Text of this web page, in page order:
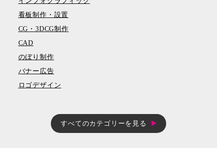
看板制作・設置
CG・3DCG制作
CAD
のぼり制作
バナー広告
ロゴデザイン
すべてのカテゴリーを見る